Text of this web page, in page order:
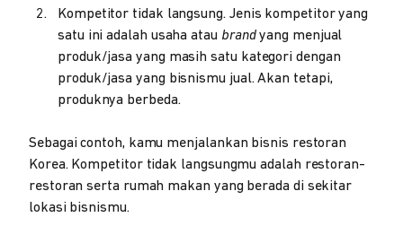
Kompetitor tidak langsung. Jenis kompetitor yang
satu ini adalah usaha atau brandyang menjual
produk/jasa yang masih satu kategori dengan
produk/jasa yang bisnismu jual. Akan tetapi,
produknya berbeda.
Sebagai contoh, kamu menjalankan bisnis restoran
Korea. Kompetitor tidak langsungmu adalah restoran-
restoran serta rumah makan yang berada di sekitar
lokasi bisnismu.